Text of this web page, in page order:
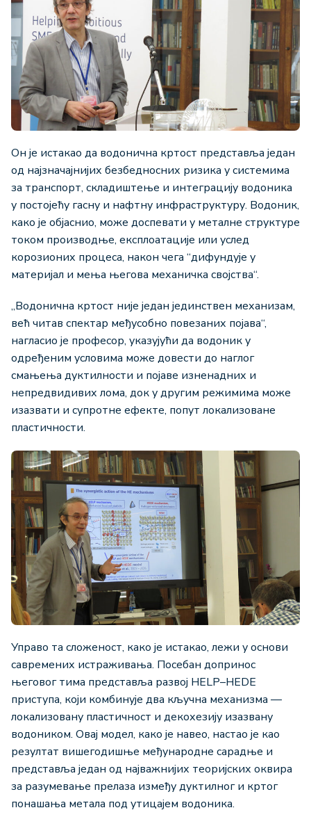
Он је истакао да водонична кртост представља један
од најзначајнијих безбедносних ризика у системима
за транспорт, складиштење и интеграцију водоника
у постојећу гасну и нафтну инфраструктуру. Водоник,
како је објаснио, може доспевати у металне структуре
током производње, експлоатације или услед
корозионих процеса, након чега “дифундује у
материјал и мења његова механичка својства“.
„Водонична кртост није један јединствен механизам,
већ читав спектар међусобно повезаних појава“,
нагласио је професор, указујући да водоник у
одређеним условима може довести до наглог
смањења дуктилности и појаве изненадних и
непредвидивих лома, док у другим режимима може
изазвати и супротне ефекте, попут локализоване
пластичности.
Управо та сложеност, како је истакао, лежи у основи
савремених истраживања. Посебан допринос
његовог тима представља развој HELP–HEDE
приступа, који комбинује два кључна механизма —
локализовану пластичност и декохезију изазвану
водоником. Овај модел, како је навео, настао је као
резултат вишегодишње међународне сарадње и
представља један од најважнијих теоријских оквира
за разумевање прелаза између дуктилног и кртог
понашања метала под утицајем водоника.